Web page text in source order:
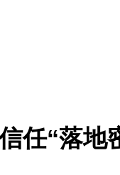
任“落地